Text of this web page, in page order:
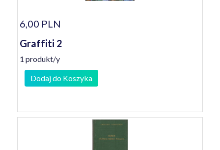
6,00 PLN
Graffiti 2
1 produkt/y
Dodaj do Koszyka